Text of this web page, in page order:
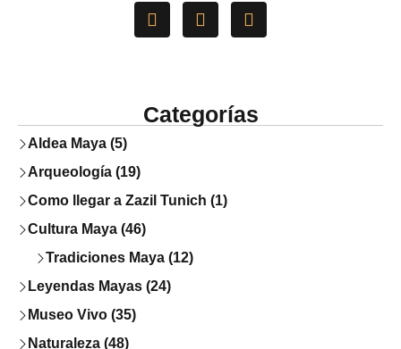
Categorías
Aldea Maya (5)
Arqueología (19)
Como llegar a Zazil Tunich (1)
Cultura Maya (46)
Tradiciones Maya (12)
Leyendas Mayas (24)
Museo Vivo (35)
Naturaleza (48)